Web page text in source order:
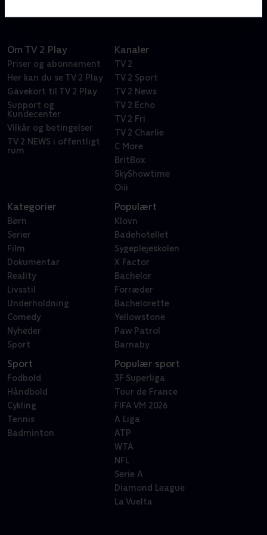
Om TV 2 Play
Priser og abonnement
Her kan du se TV 2 Play
Gavekort til TV 2 Play
Support og
Kundecenter
Vilkår og betingelser
TV 2 NEWS i offentligt
rum
Kanaler
TV 2
TV 2 Sport
TV 2 News
TV 2 Echo
TV 2 Fri
TV 2 Charlie
C More
BritBox
SkyShowtime
Oiii
Kategorier
Børn
Serier
Film
Dokumentar
Reality
Livsstil
Underholdning
Comedy
Nyheder
Sport
Populært
Klovn
Badehotellet
Sygeplejeskolen
X Factor
Bachelor
Forræder
Bachelorette
Yellowstone
Paw Patrol
Barnaby
Sport
Fodbold
Håndbold
Cykling
Tennis
Badminton
Populær sport
3F Superliga
Tour de France
FIFA VM 2026
A Liga
ATP
WTA
NFL
Serie A
Diamond League
La Vuelta